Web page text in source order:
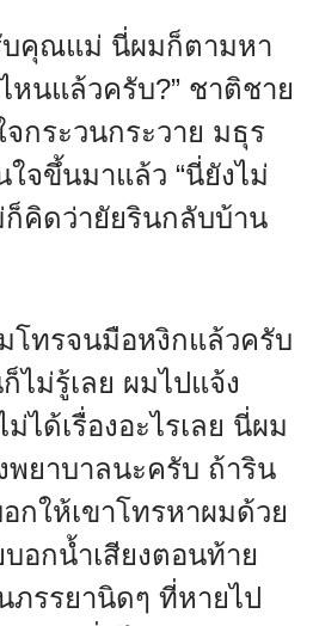
บคุณแม่ นี่ผมก็ตามหา
หนแล้วครับ?” ชาติชาย
กระวนกระวาย มธุร
ใจขึ้นมาแล้ว “นี่ยังไม่
ก็คิดว่ายัยรินกลับบ้าน
โทรจนมือหงิกแล้วครับ
ไม่รู้เลย ผมไปแจ้ง
ได้เรื่องอะไรเลย นี่ผม
พยาบาลนะครับ ถ้าริน
ให้เขาโทรหาผมด้วย
อกน้ำเสียงตอนท้าย
ภรรยานิดๆ ที่หายไป